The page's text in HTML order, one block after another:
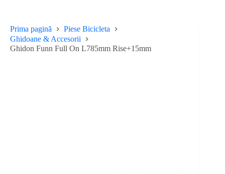
Prima pagină
Piese Bicicleta
Ghidoane & Accesorii
Ghidon Funn Full On L785mm Rise+15mm